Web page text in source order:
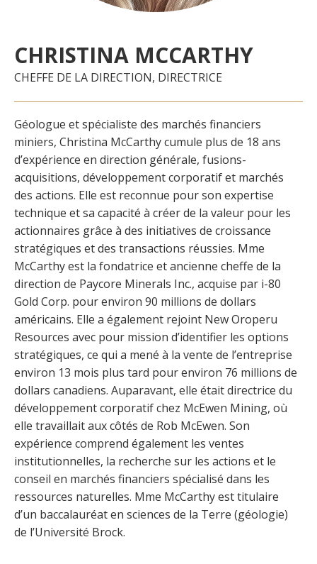
CHRISTINA MCCARTHY
CHEFFE DE LA DIRECTION, DIRECTRICE
Géologue et spécialiste des marchés financiers
miniers, Christina McCarthy cumule plus de 18 ans
d’expérience en direction générale, fusions-
acquisitions, développement corporatif et marchés
des actions. Elle est reconnue pour son expertise
technique et sa capacité à créer de la valeur pour les
actionnaires grâce à des initiatives de croissance
stratégiques et des transactions réussies. Mme
McCarthy est la fondatrice et ancienne cheffe de la
direction de Paycore Minerals Inc., acquise par i-80
Gold Corp. pour environ 90 millions de dollars
américains. Elle a également rejoint New Oroperu
Resources avec pour mission d’identifier les options
stratégiques, ce qui a mené à la vente de l’entreprise
environ 13 mois plus tard pour environ 76 millions de
dollars canadiens. Auparavant, elle était directrice du
développement corporatif chez McEwen Mining, où
elle travaillait aux côtés de Rob McEwen. Son
expérience comprend également les ventes
institutionnelles, la recherche sur les actions et le
conseil en marchés financiers spécialisé dans les
ressources naturelles. Mme McCarthy est titulaire
d’un baccalauréat en sciences de la Terre (géologie)
de l’Université Brock.